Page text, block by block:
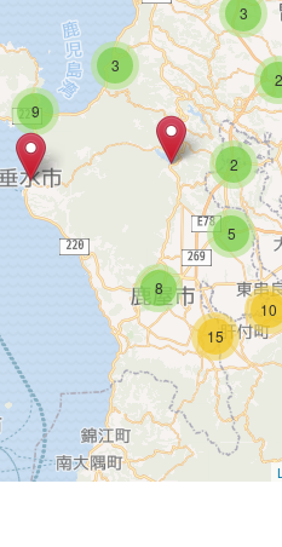
2
3
2
3
5
10
15
8
9